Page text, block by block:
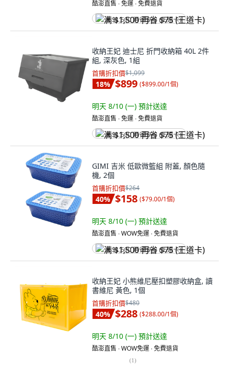
酷澎直售 ∙ 免運 ∙ 免費退貨
满 $1,500 再省 $75 (王道卡)
收納王妃 迪士尼 折門收納箱 40L 2件
組, 深灰色, 1組
首購折扣價$1,099
18% $899 ($899.00/1個)
明天 8/10 (一) 預計送達
酷澎直售 ∙ 免運 ∙ 免費退貨
满 $1,500 再省 $75 (王道卡)
GIMI 吉米 低歐微籃組 附蓋, 顏色隨
機, 2個
首購折扣價$264
40% $158 ($79.00/1個)
明天 8/10 (一) 預計送達
酷澎直售 ∙ WOW免運 ∙ 免費退貨
满 $1,500 再省 $75 (王道卡)
收納王妃 小熊維尼壓扣塑膠收納盒, 讀
書維尼 黃色, 1個
首購折扣價$480
40% $288 ($288.00/1個)
明天 8/10 (一) 預計送達
酷澎直售 ∙ WOW免運 ∙ 免費退貨
(1)